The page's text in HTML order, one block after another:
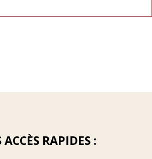
ACCÈS RAPIDES :